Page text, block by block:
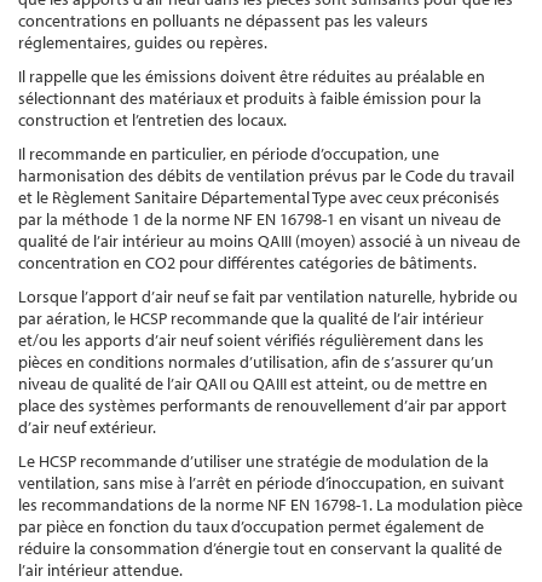
concentrations en polluants ne dépassent pas les valeurs
réglementaires, guides ou repères.
Il rappelle que les émissions doivent être réduites au préalable en
sélectionnant des matériaux et produits à faible émission pour la
construction et l’entretien des locaux.
Il recommande en particulier, en période d’occupation, une
harmonisation des débits de ventilation prévus par le Code du travail
et le Règlement Sanitaire Départemental Type avec ceux préconisés
par la méthode 1 de la norme NF EN 16798-1 en visant un niveau de
qualité de l’air intérieur au moins QAIII (moyen) associé à un niveau de
concentration en CO2 pour différentes catégories de bâtiments.
Lorsque l’apport d’air neuf se fait par ventilation naturelle, hybride ou
par aération, le HCSP recommande que la qualité de l’air intérieur
et/ou les apports d’air neuf soient vérifiés régulièrement dans les
pièces en conditions normales d’utilisation, afin de s’assurer qu’un
niveau de qualité de l’air QAII ou QAIII est atteint, ou de mettre en
place des systèmes performants de renouvellement d’air par apport
d’air neuf extérieur.
Le HCSP recommande d’utiliser une stratégie de modulation de la
ventilation, sans mise à l’arrêt en période d’inoccupation, en suivant
les recommandations de la norme NF EN 16798-1. La modulation pièce
par pièce en fonction du taux d’occupation permet également de
réduire la consommation d’énergie tout en conservant la qualité de
l’air intérieur attendue.